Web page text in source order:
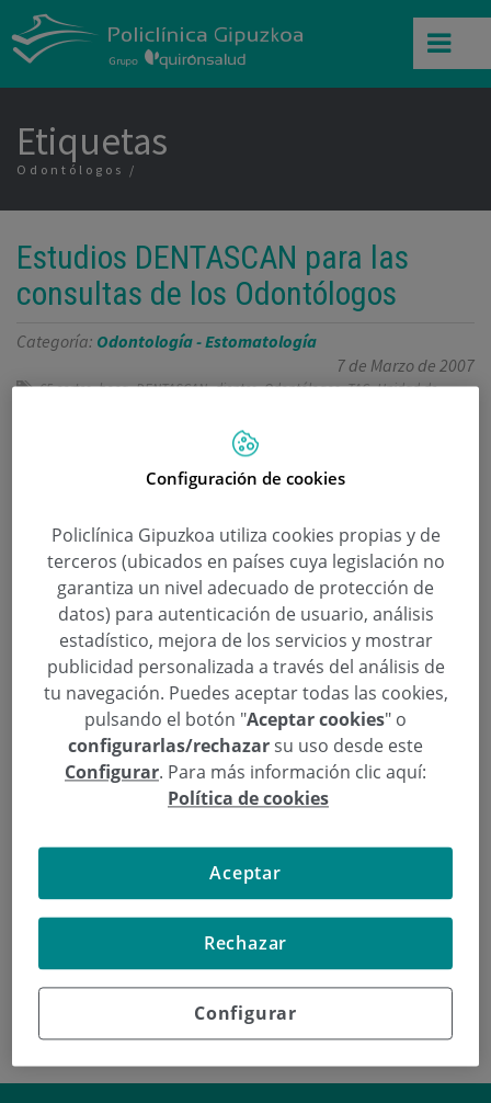
Etiquetas
Odontólogos
Estudios DENTASCAN para las
consultas de los Odontólogos
Categoría: Odontología - Estomatología
7 de Marzo de 2007
65 cortes,boca,DENTASCAN,dientes,Odontólogos,TAC,Unidad de
La Unidad de Radiología e Imagen de Policlínica
Gipuzkoa dispone de un TAC de última generación
para realizar estudios DENTASCAN.
Continuar leyendo
Configuración de cookies
Policlínica Gipuzkoa utiliza cookies propias y de
terceros (ubicados en países cuya legislación no
garantiza un nivel adecuado de protección de
datos) para autenticación de usuario, análisis
estadístico, mejora de los servicios y mostrar
publicidad personalizada a través del análisis de
tu navegación. Puedes aceptar todas las cookies,
pulsando el botón "Aceptar cookies" o
configurarlas/rechazarsu uso desde este
Configurar. Para más información clic aquí:
Política de cookies
Configurar
Rechazar
Aceptar